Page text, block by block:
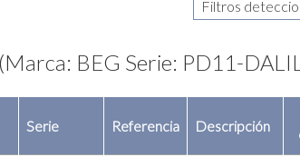
BEG Serie: PD11-
Serie Referencia Descripción